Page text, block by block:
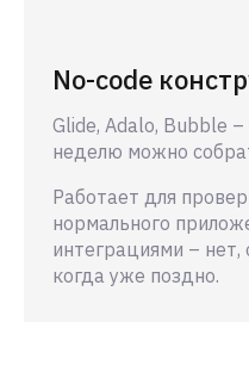
No-code
Glide, Adalo, Bubble
неделю можно
Работает для
нормального
интеграциями – нет,
когда уже поздно.